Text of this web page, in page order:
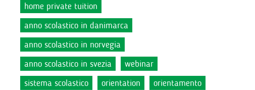
home private tuition
anno scolastico in danimarca
anno scolastico in norvegia
anno scolastico in svezia
webinar
sistema scolastico
orientation
orientamento